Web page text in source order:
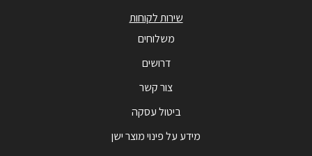
שירות לקוחות
משלוחים
דרושים
צור קשר
ביטול עסקה
מידע על פינוי מוצר ישן